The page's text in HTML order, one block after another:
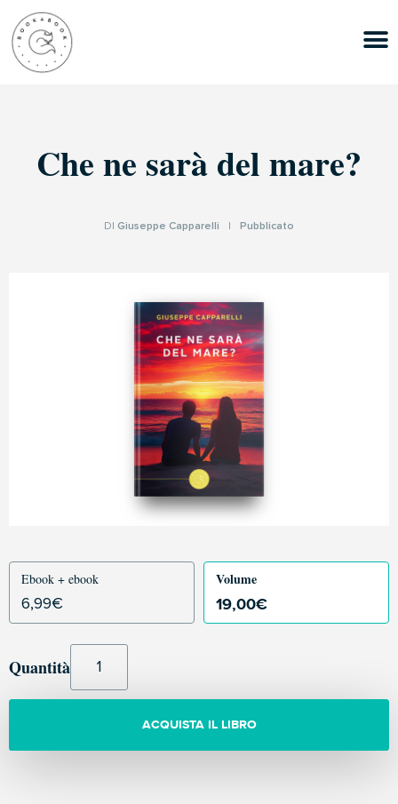
Che ne sarà del mare?
DI Giuseppe Capparelli Pubblicato
Ebook + ebook
6,99€
Volume
19,00€
Quantità
ACQUISTA IL LIBRO